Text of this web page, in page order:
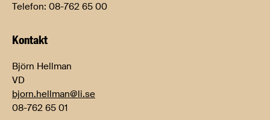
Telefon: 08-762 65 00
Kontakt
Björn Hellman
VD
bjorn.hellman@li.se
08-762 65 01